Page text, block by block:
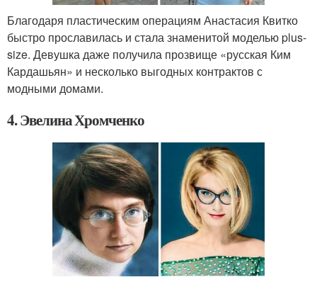
Благодаря пластическим операциям Анастасия Квитко
быстро прославилась и стала знаменитой моделью plus-
size. Девушка даже получила прозвище «русская Ким
Кардашьян» и несколько выгодных контрактов с
модными домами.
4. Эвелина Хромченко